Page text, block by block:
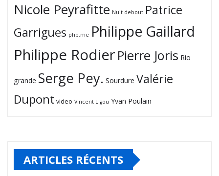
Nicole Peyrafitte Nuit debout Patrice
Garrigues phb.me Philippe Gaillard
Philippe Rodier Pierre Joris Rio
grande Serge Pey. Sourdure Valérie
Dupont video Vincent Ligou Yvan Poulain
ARTICLES RÉCENTS